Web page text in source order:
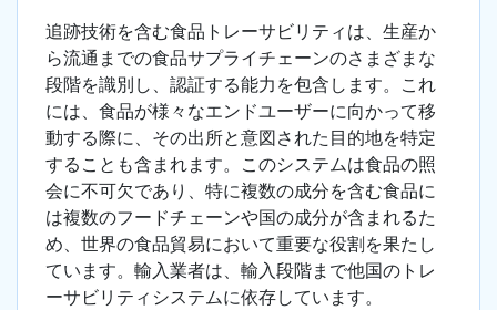
追跡技術を含む食品トレーサビリティは、生産か
ら流通までの食品サプライチェーンのさまざまな
段階を識別し、認証する能力を包含します。これ
には、食品が様々なエンドユーザーに向かって移
動する際に、その出所と意図された目的地を特定
することも含まれます。このシステムは食品の照
会に不可欠であり、特に複数の成分を含む食品に
は複数のフードチェーンや国の成分が含まれるた
め、世界の食品貿易において重要な役割を果たし
ています。輸入業者は、輸入段階まで他国のトレ
ーサビリティシステムに依存しています。